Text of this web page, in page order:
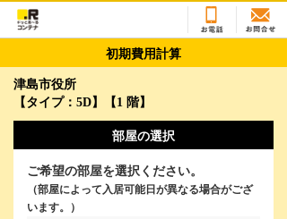
初期費用計算
津島市役所
【タイプ：5D】【1 階】
部屋の選択
ご希望の部屋を選択ください。
（部屋によって入居可能日が異なる場合がござ
います。）